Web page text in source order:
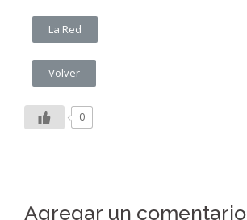
La Red
Volver
0
Agregar un comentario